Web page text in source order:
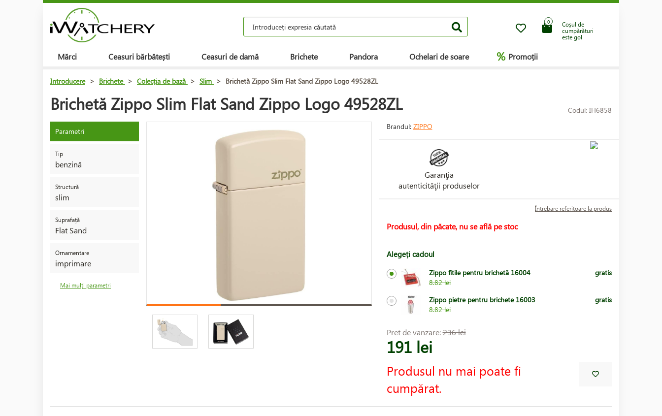
Coșul de
cumpărături
este gol
0
Mărci Ceasuri bărbătești Ceasuri de damă Brichete Pandora Ochelari de soare % Promoții
Introducere > Brichete > Colecția de bază > Slim > Brichetă Zippo Slim Flat Sand Zippo Logo 49528ZL
Brichetă Zippo Slim Flat Sand Zippo Logo 49528ZL Codul: IH6858
Parametri
Tip
benzină
Structură
slim
Suprafață
Flat Sand
Ornamentare
imprimare
Mai mulți parametri
Brandul: ZIPPO
Garanţia
autenticităţii produselor
Întrebare referitoare la produs
Produsul, din păcate, nu se află pe stoc
Alegeți cadoul
Zippo fitile pentru brichetă 16004
8.82 lei
gratis
Zippo pietre pentru brichete 16003
8.82 lei
gratis
Pret de vanzare:236 lei
191 lei
Produsul nu mai poate fi
cumpărat.